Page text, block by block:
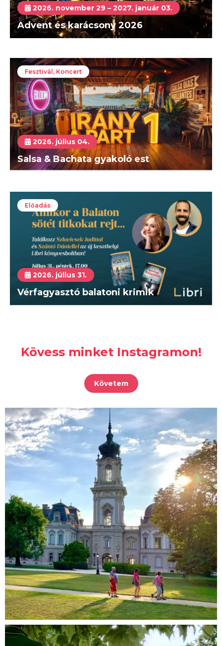
2026. november 29 – 2027. január 03.
Advent és karácsony 2026
Fesztivál, Koncert
2026. július 04.
Salsa & Bachata gyakoló est
Előadás
2026. július 31.
Vérfagyasztó balatoni krimik
Kövess minket Instagramon!
Követem